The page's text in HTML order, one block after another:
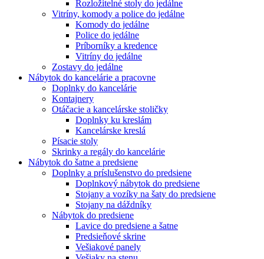
Rozložitelné stoly do jedálne
Vitríny, komody a police do jedálne
Komody do jedálne
Police do jedálne
Príborníky a kredence
Vitríny do jedálne
Zostavy do jedálne
Nábytok do kancelárie a pracovne
Doplnky do kancelárie
Kontajnery
Otáčacie a kancelárske stoličky
Doplnky ku kreslám
Kancelárske kreslá
Písacie stoly
Skrinky a regály do kancelárie
Nábytok do šatne a predsiene
Doplnky a príslušenstvo do predsiene
Doplnkový nábytok do predsiene
Stojany a vozíky na šaty do predsiene
Stojany na dáždníky
Nábytok do predsiene
Lavice do predsiene a šatne
Predsieňové skrine
Vešiakové panely